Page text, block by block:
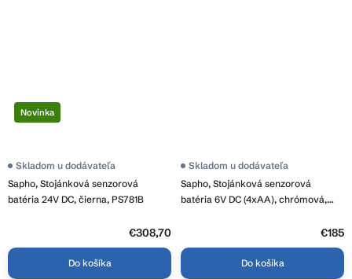
Novinka
Sapho, Stojánková senzorová
batéria 24V DC, čierna, PS781B
Skladom u dodávateľa
€308,70
Do košíka
Sapho, Stojánková senzorová
batéria 6V DC (4xAA), chrómová,
Skladom u dodávateľa
€185
Do košíka